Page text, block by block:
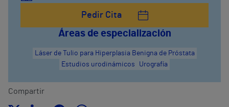
Pedir Cita
Áreas de especialización
Estudios urodinámicos Urografía
Láser de Tulio para Hiperplasia Benigna de Próstata
Compartir